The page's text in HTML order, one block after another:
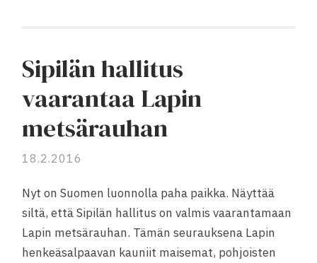
Sipilän hallitus
vaarantaa Lapin
metsärauhan
18.2.2016
Nyt on Suomen luonnolla paha paikka. Näyttää
siltä, että Sipilän hallitus on valmis vaarantamaan
Lapin metsärauhan. Tämän seurauksena Lapin
henkeäsalpaavan kauniit maisemat, pohjoisten